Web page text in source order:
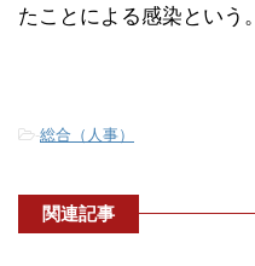
たことによる感染という。
-総合（人事）
関連記事